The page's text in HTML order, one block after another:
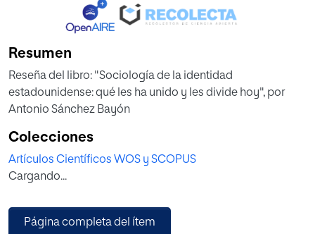
Resumen
Reseña del libro: "Sociología de la identidad
estadounidense: qué les ha unido y les divide hoy", por
Antonio Sánchez Bayón
Colecciones
Artículos Científicos WOS y SCOPUS
Cargando...
Página completa del ítem